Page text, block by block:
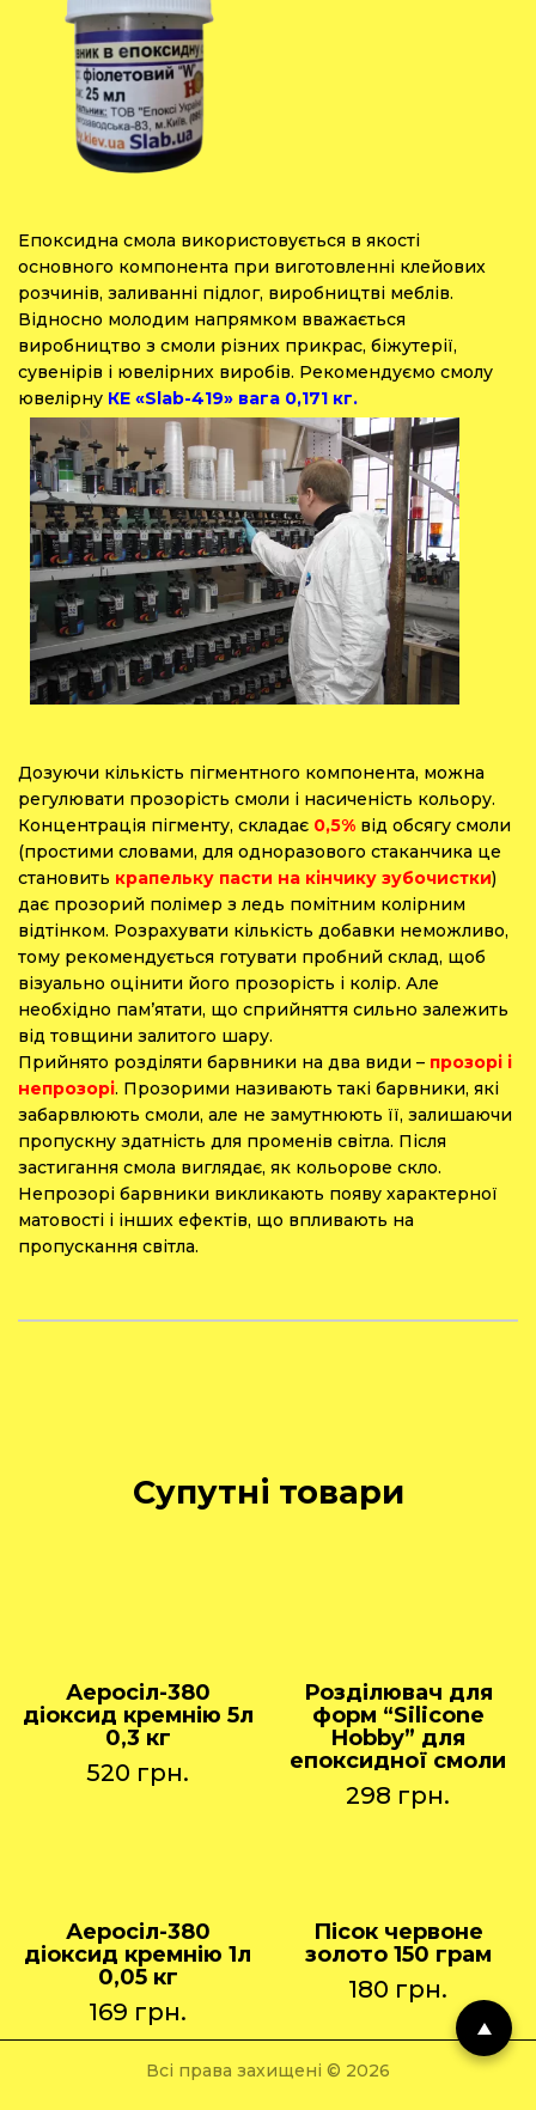
Епоксидна смола використовується в якості
основного компонента при виготовленні клейових
розчинів, заливанні підлог, виробництві меблів.
Відносно молодим напрямком вважається
виробництво з смоли різних прикрас, біжутерії,
сувенірів і ювелірних виробів. Рекомендуємо смолу
ювелірну КЕ «Slab-419» вага 0,171 кг.
Дозуючи кількість пігментного компонента, можна
регулювати прозорість смоли і насиченість кольору.
Концентрація пігменту, складає 0,5% від обсягу смоли
(простими словами, для одноразового стаканчика це
становить крапельку пасти на кінчику зубочистки)
дає прозорий полімер з ледь помітним колірним
відтінком. Розрахувати кількість добавки неможливо,
тому рекомендується готувати пробний склад, щоб
візуально оцінити його прозорість і колір. Але
необхідно пам’ятати, що сприйняття сильно залежить
від товщини залитого шару.
Прийнято розділяти барвники на два види – прозорі і
непрозорі. Прозорими називають такі барвники, які
забарвлюють смоли, але не замутнюють її, залишаючи
пропускну здатність для променів світла. Після
застигання смола виглядає, як кольорове скло.
Непрозорі барвники викликають появу характерної
матовості і інших ефектів, що впливають на
пропускання світла.
Супутні товари
Аеросіл-380
діоксид кремнію 5л
0,3 кг
520 грн.
Розділювач для
форм “Silicone
Hobby” для
епоксидної смоли
298 грн.
Аеросіл-380
діоксид кремнію 1л
0,05 кг
169 грн.
Пісок червоне
золото 150 грам
180 грн.
Всі права захищені © 2026